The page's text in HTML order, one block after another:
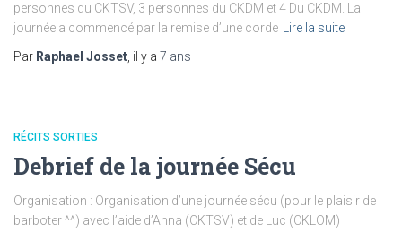
personnes du CKTSV, 3 personnes du CKDM et 4 Du CKDM. La
journée a commencé par la remise d’une corde
Lire la suite
Par Raphael Josset , il y a 7 ans
RÉCITS SORTIES
Debrief de la journée Sécu
Organisation : Organisation d’une journée sécu (pour le plaisir de
barboter ^^) avec l’aide d’Anna (CKTSV) et de Luc (CKLOM)